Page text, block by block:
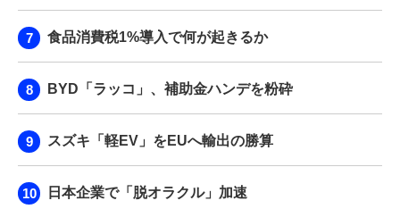
食品消費税1%導入で何が起きるか
BYD「ラッコ」、補助金ハンデを粉砕
スズキ「軽EV」をEUへ輸出の勝算
日本企業で「脱オラクル」加速